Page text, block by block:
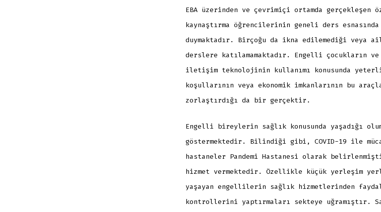
EBA üzerinden ve çevrimiçi ortamda gerçekleşen
kaynaştırma öğrencilerinin geneli ders
duymaktadır. Birçoğu da ikna edilemediği veya
derslere katılamamaktadır. Engelli çocukların
iletişim teknolojinin kullanımı konusunda yeterli
koşullarının veya ekonomik imkanlarının bu
zorlaştırdığı da bir gerçektir.
Engelli bireylerin sağlık konusunda yaşadığı
göstermektedir. Bilindiği gibi, COVID-19 ile
hastaneler Pandemi Hastanesi olarak
hizmet vermektedir. Özellikle küçük yerleşim
yaşayan engellilerin sağlık hizmetlerinden
kontrollerini yaptırmaları sekteye uğramıştır.